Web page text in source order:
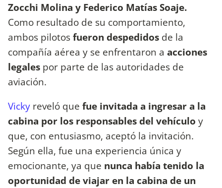
Zocchi Molina y Federico Matías Soaje.
Como resultado de su comportamiento,
ambos pilotosfueron despedidos de la
compañía aérea y se enfrentaron a acciones
legales por parte de las autoridades de
aviación.
Vicky reveló que fue invitada a ingresar a la
cabina por los responsables del vehículo y
que, con entusiasmo, aceptó la invitación.
Según ella, fue una experiencia única y
emocionante, ya que nunca había tenido la
oportunidad de viajar en la cabina de un